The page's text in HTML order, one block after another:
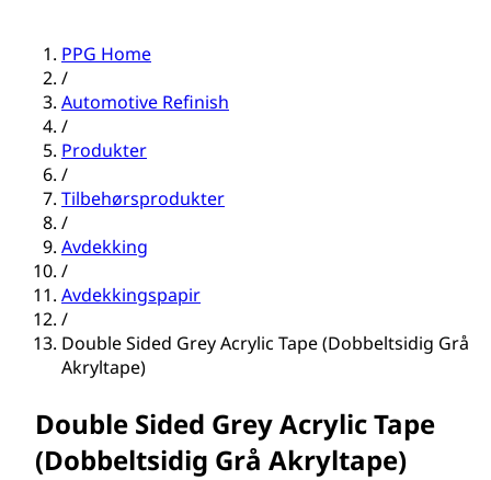
PPG Home
/
Automotive Refinish
/
Produkter
/
Tilbehørsprodukter
/
Avdekking
/
Avdekkingspapir
/
Double Sided Grey Acrylic Tape (Dobbeltsidig Grå
Akryltape)
Double Sided Grey Acrylic Tape
(Dobbeltsidig Grå Akryltape)